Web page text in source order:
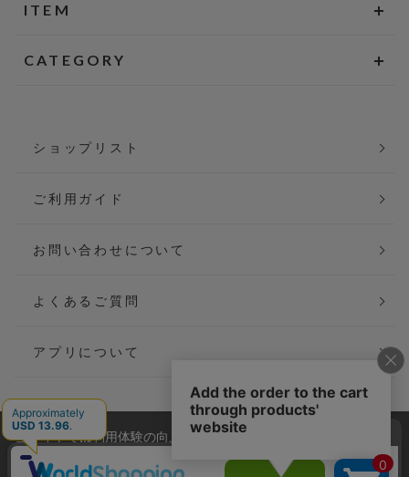
ITEM
CATEGORY
ショップリスト
ご利用ガイド
お問い合わせについて
よくあるご質問
アプリについて
会社概要
当サイトでは利用体験の向上およびコンテンツの最適な提供、ト
ラフィックの分析を目的としてCookieを使用しています。